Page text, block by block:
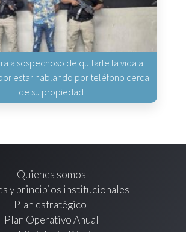
a sospechoso de quitarle la vida a
estar hablando por teléfono cerca
de su propiedad
Quienes somos
y principios institucionales
Plan estratégico
Plan Operativo Anual